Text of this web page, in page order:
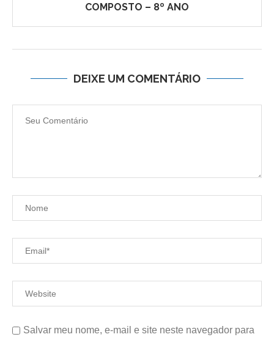
COMPOSTO – 8º ANO
DEIXE UM COMENTÁRIO
Salvar meu nome, e-mail e site neste navegador para